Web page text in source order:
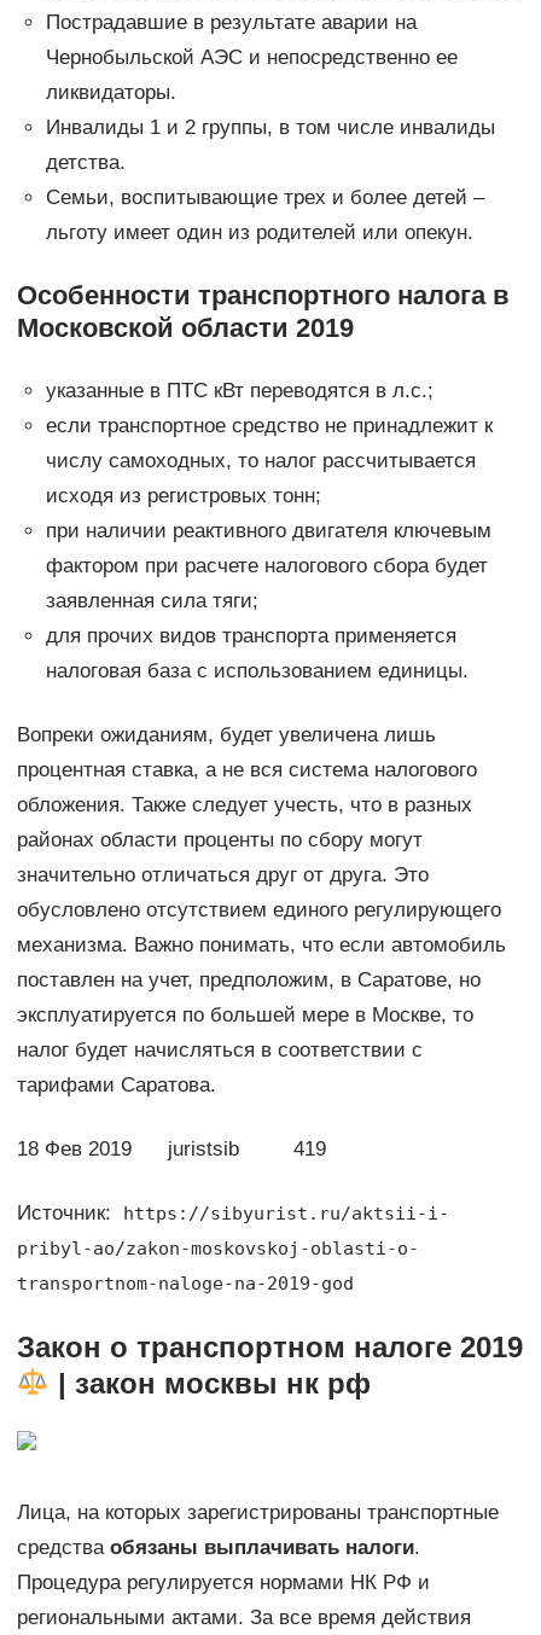
Пострадавшие в результате аварии на
Чернобыльской АЭС и непосредственно ее
ликвидаторы.
Инвалиды 1 и 2 группы, в том числе инвалиды
детства.
Семьи, воспитывающие трех и более детей –
льготу имеет один из родителей или опекун.
Особенности транспортного налога в
Московской области 2019
указанные в ПТС кВт переводятся в л.с.;
если транспортное средство не принадлежит к
числу самоходных, то налог рассчитывается
исходя из регистровых тонн;
при наличии реактивного двигателя ключевым
фактором при расчете налогового сбора будет
заявленная сила тяги;
для прочих видов транспорта применяется
налоговая база с использованием единицы.
Вопреки ожиданиям, будет увеличена лишь
процентная ставка, а не вся система налогового
обложения. Также следует учесть, что в разных
районах области проценты по сбору могут
значительно отличаться друг от друга. Это
обусловлено отсутствием единого регулирующего
механизма. Важно понимать, что если автомобиль
поставлен на учет, предположим, в Саратове, но
эксплуатируется по большей мере в Москве, то
налог будет начисляться в соответствии с
тарифами Саратова.
18 Фев 2019 juristsib 419
Источник:
https://sibyurist.ru/aktsii-i-
pribyl-ao/zakon-moskovskoj-oblasti-o-
transportnom-naloge-na-2019-god
Закон о транспортном налоге 2019
| закон москвы нк рф
Лица, на которых зарегистрированы транспортные
средства обязаны выплачивать налоги.
Процедура регулируется нормами НК РФ и
региональными актами. За все время действия